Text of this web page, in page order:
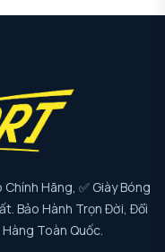
Hãng, ✅ Giày Bóng
Bảo Hành Trọn Đời, Đổi
Toàn Quốc.